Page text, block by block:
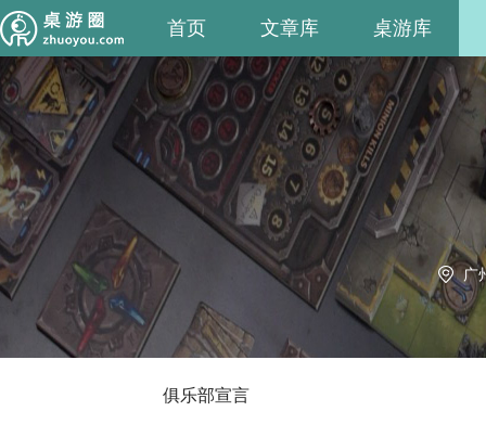
首页 文章库 桌游库
广
俱乐部宣言